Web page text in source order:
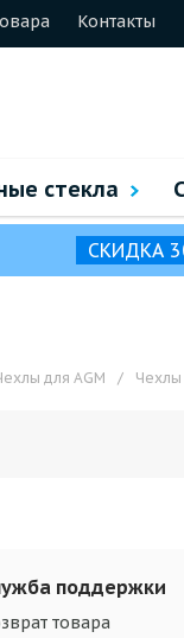
Контакты
стекла
СКИДКА
для AGM / Чехлы
поддержки
товара